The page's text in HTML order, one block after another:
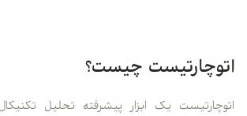
اتوچارتیست چیست؟
اتوچارتیست یک ابزار پیشرفته تحلیل